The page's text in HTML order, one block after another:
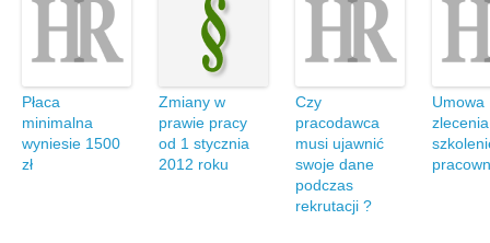
Płaca
minimalna
wyniesie 1500
zł
Zmiany w
prawie pracy
od 1 stycznia
2012 roku
Czy
pracodawca
musi ujawnić
swoje dane
podczas
rekrutacji ?
Umowa